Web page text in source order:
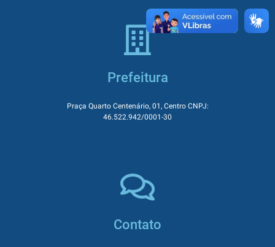
Prefeitura
Praça Quarto Centenário, 01, Centro CNPJ:
46.522.942/0001-30
Contato